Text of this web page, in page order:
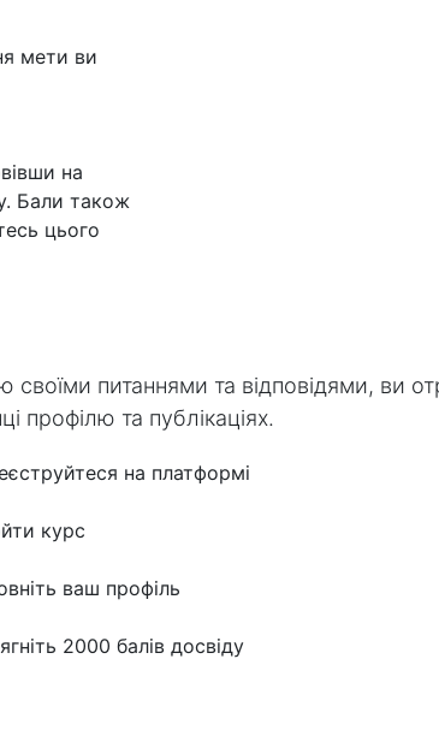
мети ви
на
Бали також
цього
своїми питаннями та відповідями, ви
профілю та публікаціях.
на платформі
курс
ваш профіль
2000 балів досвіду